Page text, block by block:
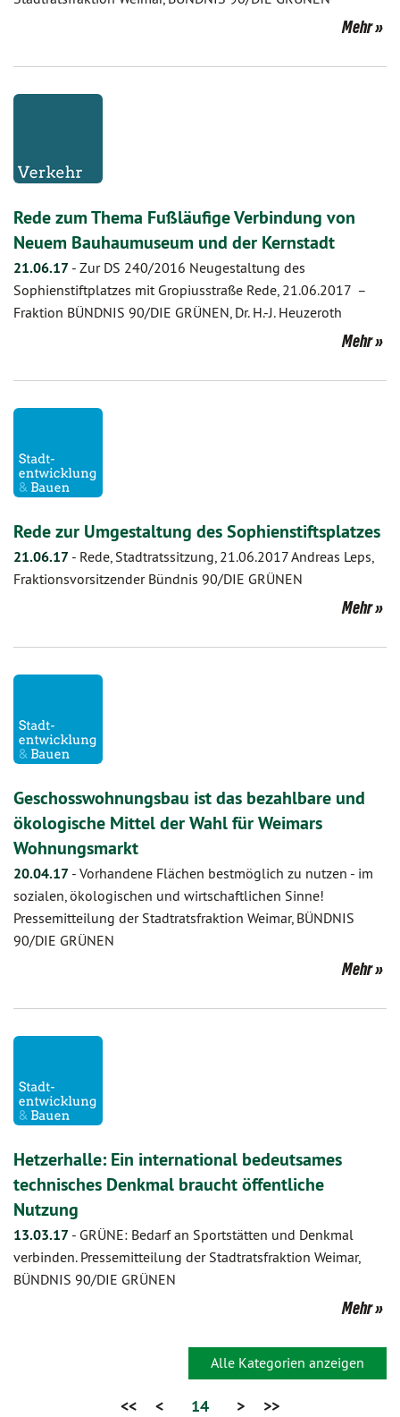
Mehr
Rede zum Thema Fußläufige Verbindung von
Neuem Bauhaumuseum und der Kernstadt
21.06.17 - Zur DS 240/2016 Neugestaltung des
Sophienstiftplatzes mit Gropiusstraße Rede, 21.06.2017 –
Fraktion BÜNDNIS 90/DIE GRÜNEN, Dr. H.-J. Heuzeroth
Mehr
Rede zur Umgestaltung des Sophienstiftsplatzes
21.06.17 - Rede, Stadtratssitzung, 21.06.2017 Andreas Leps,
Fraktionsvorsitzender Bündnis 90/DIE GRÜNEN
Mehr
Geschosswohnungsbau ist das bezahlbare und
ökologische Mittel der Wahl für Weimars
Wohnungsmarkt
20.04.17 - Vorhandene Flächen bestmöglich zu nutzen - im
sozialen, ökologischen und wirtschaftlichen Sinne!
Pressemitteilung der Stadtratsfraktion Weimar, BÜNDNIS
90/DIE GRÜNEN
Mehr
Hetzerhalle: Ein international bedeutsames
technisches Denkmal braucht öffentliche
Nutzung
13.03.17 - GRÜNE: Bedarf an Sportstätten und Denkmal
verbinden. Pressemitteilung der Stadtratsfraktion Weimar,
BÜNDNIS 90/DIE GRÜNEN
Mehr
Alle Kategorien anzeigen
<< < 14 > >>